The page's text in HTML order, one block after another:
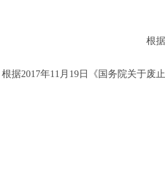
根据
根据2017年11月19日《国务院关于废